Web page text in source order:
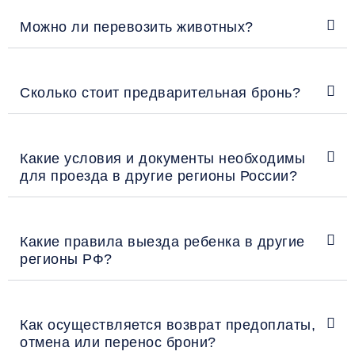
Можно ли перевозить животных?
Сколько стоит предварительная бронь?
Какие условия и документы необходимы
для проезда в другие регионы России?
Какие правила выезда ребенка в другие
регионы РФ?
Как осуществляется возврат предоплаты,
отмена или перенос брони?